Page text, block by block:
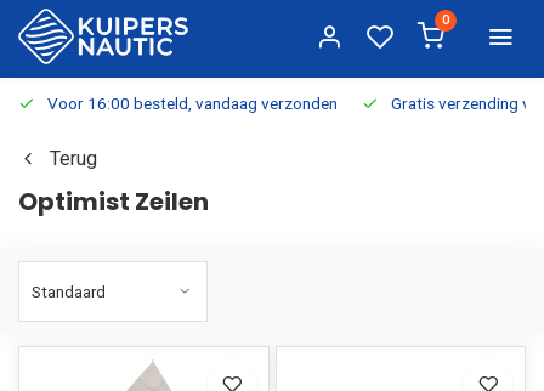
0
Voor 16:00 besteld, vandaag verzonden Gratis verzending
Terug
Optimist Zeilen